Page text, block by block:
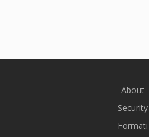
About
Security
Formati